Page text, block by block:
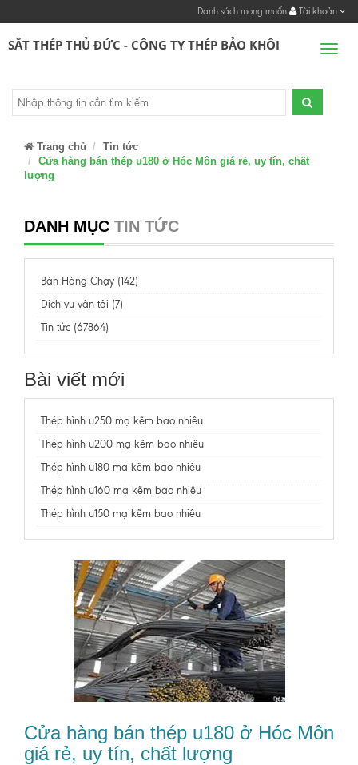
Danh sách mong muốn Tài khoản
SẮT THÉP THỦ ĐỨC - CÔNG TY THÉP BẢO KHÔI
Trang chủ
Tin tức
Cửa hàng bán thép u180 ở Hóc Môn giá rẻ, uy tín, chất
lượng
DANH MỤC TIN TỨC
Bán Hàng Chạy (142)
Dịch vụ vận tải (7)
Tin tức (67864)
Bài viết mới
Thép hình u250 mạ kẽm bao nhiêu
Thép hình u200 mạ kẽm bao nhiêu
Thép hình u180 mạ kẽm bao nhiêu
Thép hình u160 mạ kẽm bao nhiêu
Thép hình u150 mạ kẽm bao nhiêu
Cửa hàng bán thép u180 ở Hóc Môn
giá rẻ, uy tín, chất lượng